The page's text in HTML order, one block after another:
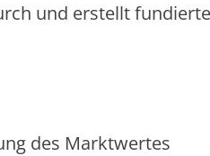
und erstellt
des Marktwertes